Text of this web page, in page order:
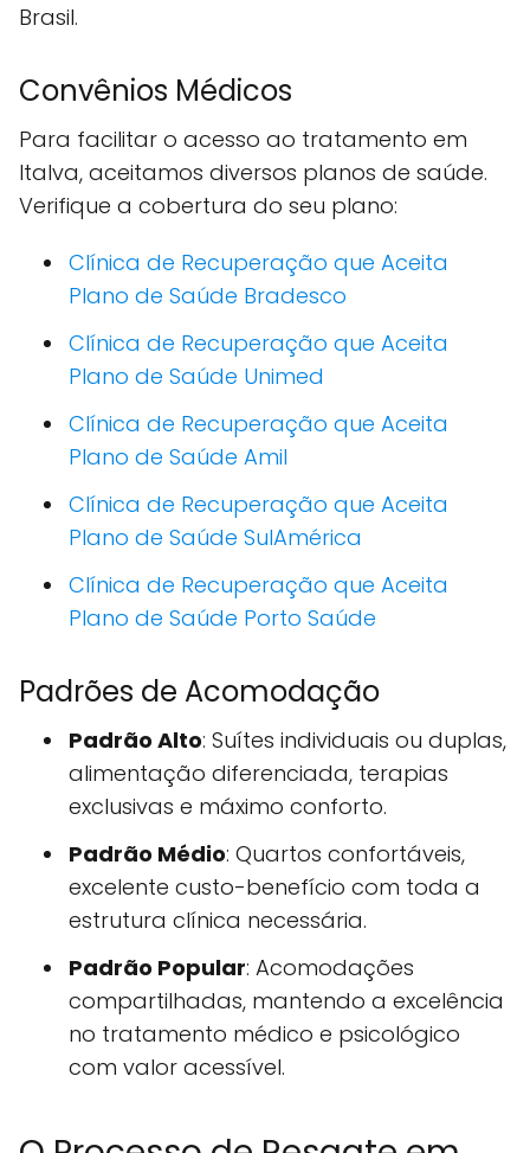
Brasil.
Convênios Médicos
Para facilitar o acesso ao tratamento em
Italva, aceitamos diversos planos de saúde.
Verifique a cobertura do seu plano:
Clínica de Recuperação que Aceita
Plano de Saúde Bradesco
Clínica de Recuperação que Aceita
Plano de Saúde Unimed
Clínica de Recuperação que Aceita
Plano de Saúde Amil
Clínica de Recuperação que Aceita
Plano de Saúde SulAmérica
Clínica de Recuperação que Aceita
Plano de Saúde Porto Saúde
Padrões de Acomodação
Padrão Alto: Suítes individuais ou duplas,
alimentação diferenciada, terapias
exclusivas e máximo conforto.
Padrão Médio: Quartos confortáveis,
excelente custo-benefício com toda a
estrutura clínica necessária.
Padrão Popular: Acomodações
compartilhadas, mantendo a excelência
no tratamento médico e psicológico
com valor acessível.